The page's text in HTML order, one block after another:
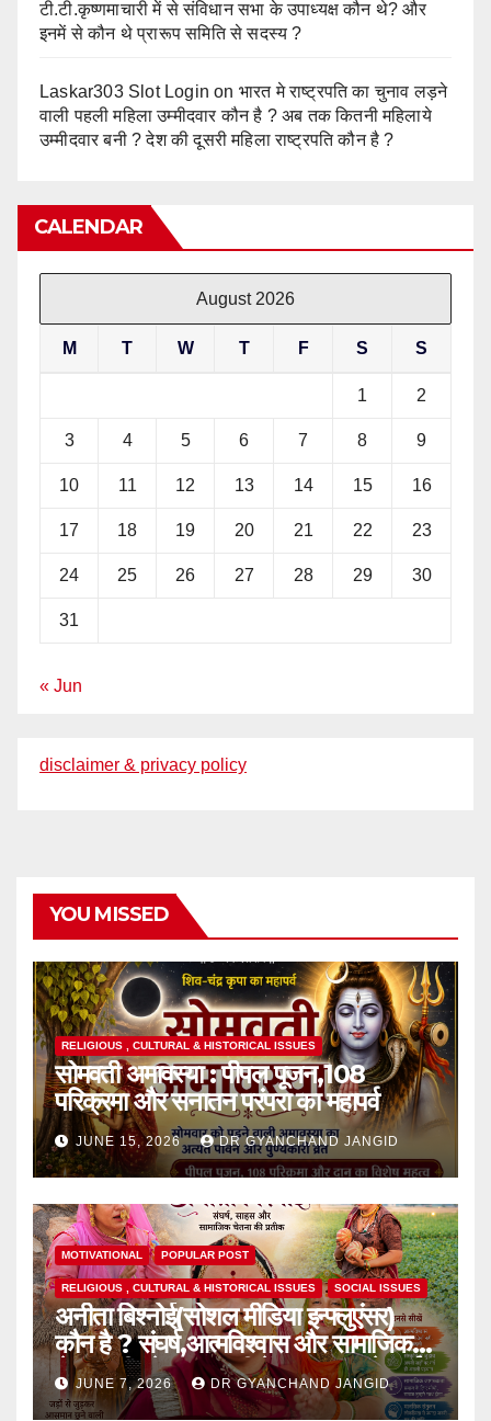
टी.टी.कृष्णमाचारी में से संविधान सभा के उपाध्यक्ष कौन थे? और
इनमें से कौन थे प्रारूप समिति से सदस्य ?
Laskar303 Slot Login on भारत मे राष्ट्रपति का चुनाव लड़ने
वाली पहली महिला उम्मीदवार कौन है ? अब तक कितनी महिलाये
उम्मीदवार बनी ? देश की दूसरी महिला राष्ट्रपति कौन है ?
CALENDAR
August 2026
M T W T F S S
1 2
3 4 5 6 7 8 9
10 11 12 13 14 15 16
17 18 19 20 21 22 23
24 25 26 27 28 29 30
31
« Jun
disclaimer & privacy policy
YOU MISSED
RELIGIOUS , CULTURAL & HISTORICAL ISSUES
सोमवती अमावस्या : पीपल पूजन,108
परिक्रमा और सनातन परंपरा का महापर्व
JUNE 15, 2026 DR GYANCHAND JANGID
MOTIVATIONAL POPULAR POST
RELIGIOUS , CULTURAL & HISTORICAL ISSUES SOCIAL ISSUES
अनीता बिश्नोई(सोशल मीडिया इन्फ्लुएंसर)
कौन है ? संघर्ष,आत्मविश्वास और सामाजिक
चेतना की प्रेरक,हाल ही में एक घटना से आई
चर्चा में,
JUNE 7, 2026 DR GYANCHAND JANGID